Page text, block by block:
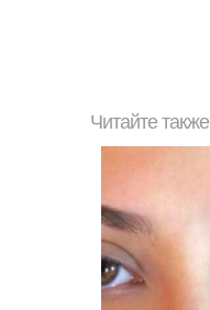
Читайте также